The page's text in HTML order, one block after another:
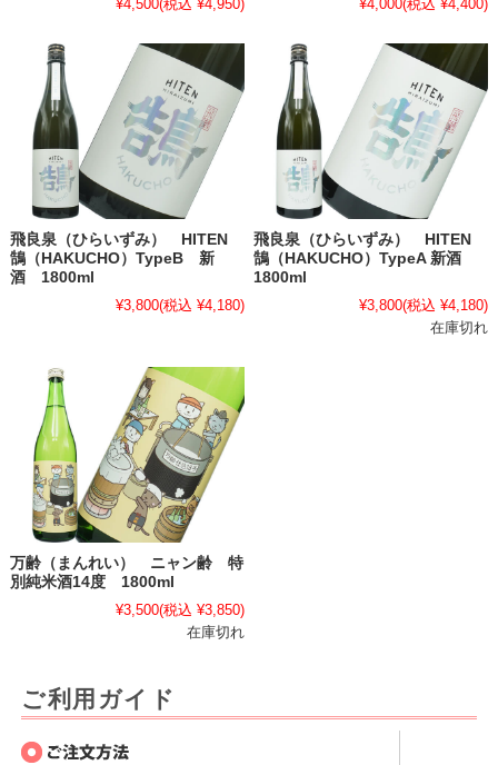
¥4,500(税込 ¥4,950)
¥4,000(税込 ¥4,400)
飛良泉（ひらいずみ） HITEN
鵠（HAKUCHO）TypeB 新
酒 1800ml
¥3,800(税込 ¥4,180)
飛良泉（ひらいずみ） HITEN
鵠（HAKUCHO）TypeA 新酒
1800ml
¥3,800(税込 ¥4,180)
在庫切れ
万齢（まんれい） ニャン齢 特
別純米酒14度 1800ml
¥3,500(税込 ¥3,850)
在庫切れ
ご利用ガイド